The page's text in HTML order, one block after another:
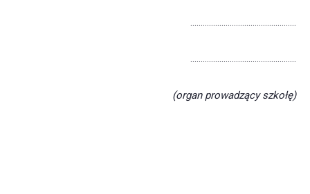
……………………………………………
……………………………………………
(organ prowadzący szkołę)